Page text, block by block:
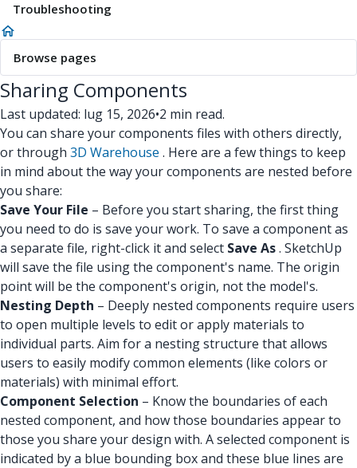
Troubleshooting
Browse pages
Sharing Components
Last updated: lug 15, 2026•2 min read.
You can share your components files with others directly,
or through 3D Warehouse . Here are a few things to keep
in mind about the way your components are nested before
you share:
Save Your File – Before you start sharing, the first thing
you need to do is save your work. To save a component as
a separate file, right-click it and select Save As. SketchUp
will save the file using the component's name. The origin
point will be the component's origin, not the model's.
Nesting Depth – Deeply nested components require users
to open multiple levels to edit or apply materials to
individual parts. Aim for a nesting structure that allows
users to easily modify common elements (like colors or
materials) with minimal effort.
Component Selection – Know the boundaries of each
nested component, and how those boundaries appear to
those you share your design with. A selected component is
indicated by a blue bounding box and these blue lines are